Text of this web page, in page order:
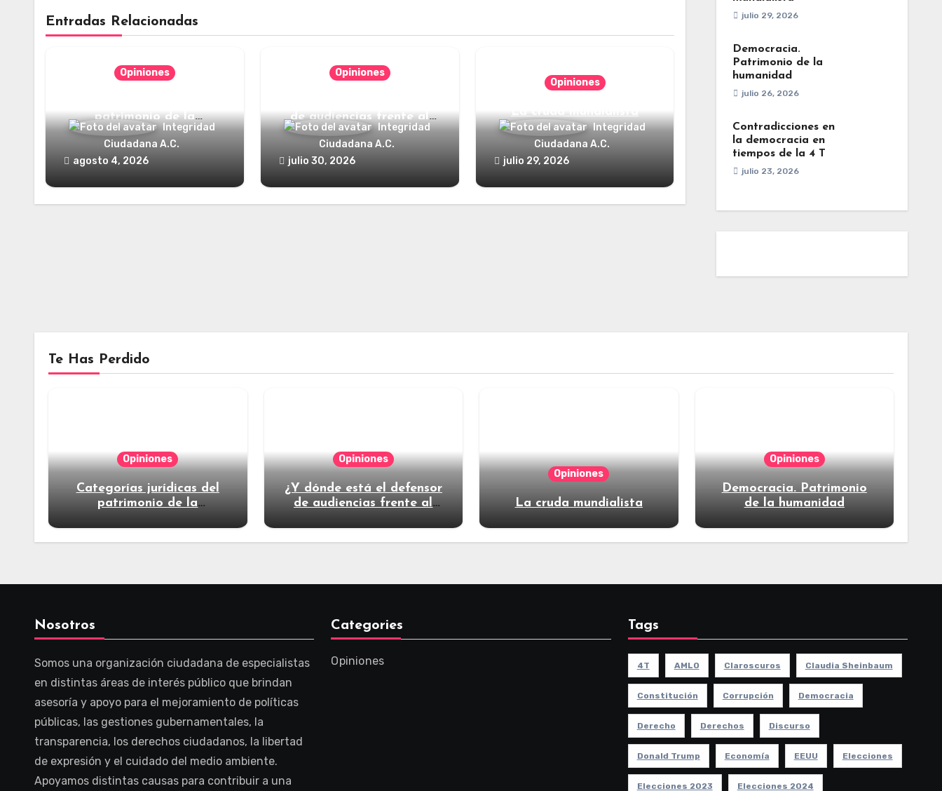
Entradas Relacionadas
Opiniones
patrimonio de la
humanidadIntegridad
Ciudadana A.C.
agosto 4, 2026
Opiniones
de audiencias frente al
poder?Integridad
Ciudadana A.C.
julio 30, 2026
Opiniones
La cruda mundialista
Integridad
Ciudadana A.C.
julio 29, 2026
julio 29, 2026
Democracia.
Patrimonio de la
humanidad
julio 26, 2026
Contradicciones en
la democracia en
tiempos de la 4 T
julio 23, 2026
Te Has Perdido
Opiniones
Categorías jurídicas del
patrimonio de la
Opiniones
¿Y dónde está el defensor
de audiencias frente al
Opiniones
La cruda mundialista
Opiniones
Democracia. Patrimonio
de la humanidad
Nosotros
Somos una organización ciudadana de especialistas
en distintas áreas de interés público que brindan
asesoría y apoyo para el mejoramiento de políticas
públicas, las gestiones gubernamentales, la
transparencia, los derechos ciudadanos, la libertad
de expresión y el cuidado del medio ambiente.
Apoyamos distintas causas para contribuir a una
Categories
Opiniones
Tags
4T AMLO Claroscuros Claudia Sheinbaum
Constitución Corrupción Democracia
Derecho Derechos Discurso
Donald Trump Economía EEUU Elecciones
Elecciones 2023 Elecciones 2024